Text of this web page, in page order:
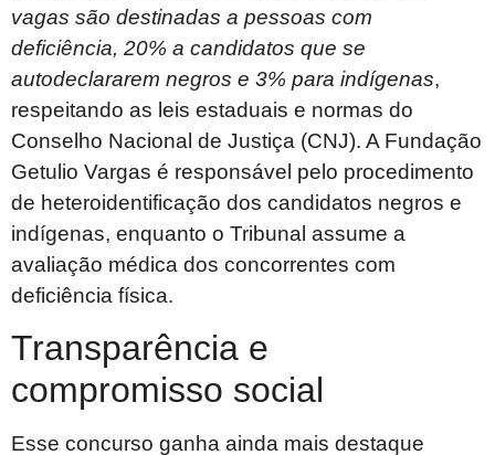
vagas são destinadas a pessoas com
deficiência, 20% a candidatos que se
autodeclararem negros e 3% para indígenas,
respeitando as leis estaduais e normas do
Conselho Nacional de Justiça (CNJ). A Fundação
Getulio Vargas é responsável pelo procedimento
de heteroidentificação dos candidatos negros e
indígenas, enquanto o Tribunal assume a
avaliação médica dos concorrentes com
deficiência física.
Transparência e
compromisso social
Esse concurso ganha ainda mais destaque